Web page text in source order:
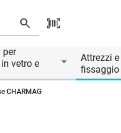
per
vetro e
Attrezzi
fissaggio
CHARMAG